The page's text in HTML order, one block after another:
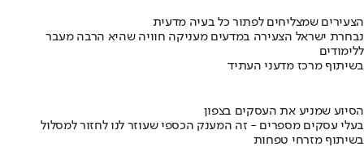
הצעירים שמצליחים לפתור כל בעיה מדעית
נבחרת ישראל הצעירה במדעים מעניקה חוויה שהיא הרבה מעבר
ללימודים
בשיתוף מרכז מדעני העתיד
הסיוע שמניע את העסקים בצפון
בעלי עסקים מספרים - זה המענק הכספי שעוזר לנו לחזור למסלול
בשיתוף מזרחי טפחות